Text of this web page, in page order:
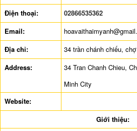
Điện thoại:
02866535362
Email:
Địa chỉ:
34 trần chánh chiếu,
Address:
34 Tran Chanh Chieu,
Minh City
Website:
Giới thiệu: